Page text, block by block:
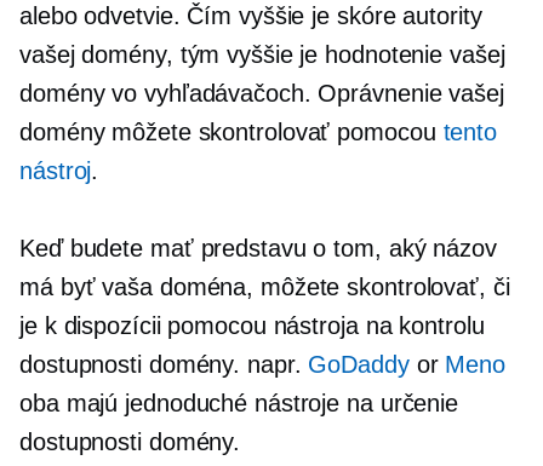
alebo odvetvie. Čím vyššie je skóre autority
vašej domény, tým vyššie je hodnotenie vašej
domény vo vyhľadávačoch. Oprávnenie vašej
domény môžete skontrolovať pomocou tento
nástroj.
Keď budete mať predstavu o tom, aký názov
má byť vaša doména, môžete skontrolovať, či
je k dispozícii pomocou nástroja na kontrolu
dostupnosti domény. napr. GoDaddyor Meno
oba majú jednoduché nástroje na určenie
dostupnosti domény.